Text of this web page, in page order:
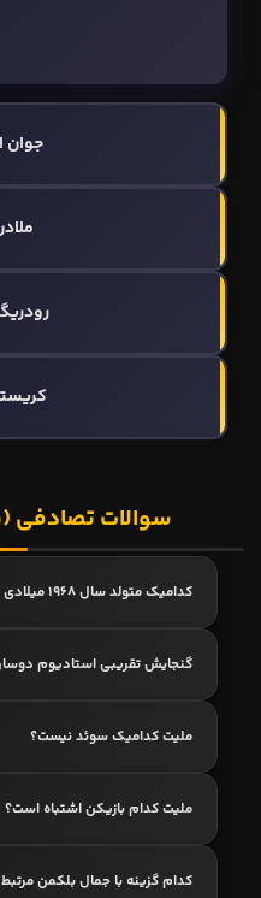
جوان
سوالات تصادفی
کدامیک متولد سال 1968 میلادی است؟
گنجایش تقریبی استادیوم دوسان
ملیت کدامیک سوئد نیست؟
ملیت کدام بازیکن اشتباه است؟
کدام گزینه با جمال بلکمن